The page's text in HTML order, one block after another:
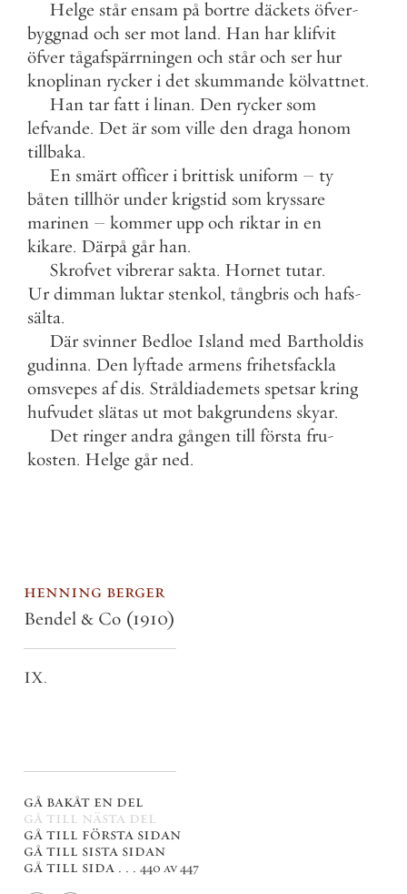
Helge står ensam på bortre däckets öfver-
byggnad och ser mot land. Han har klifvit
öfver tågafspärrningen och står och ser hur
knoplinan rycker i det skummande kölvattnet.
Han tar fatt i linan. Den rycker som
lefvande. Det är som ville den draga honom
tillbaka.
En smärt officer i brittisk uniform – ty
båten tillhör under krigstid som kryssare
marinen – kommer upp och riktar in en
kikare. Därpå går han.
Skrofvet vibrerar sakta. Hornet tutar.
Ur dimman luktar stenkol, tångbris och hafs-
sälta.
Där svinner Bedloe Island med Bartholdis
gudinna. Den lyftade armens frihetsfackla
omsvepes af dis. Stråldiademets spetsar kring
hufvudet slätas ut mot bakgrundens skyar.
Det ringer andra gången till första fru-
kosten. Helge går ned.
henning berger
Bendel & Co (1910)
IX.
gå bakåt en del
gå till nästa del
gå till första sidan
gå till sista sidan
gå till sida . . . 440 av 447